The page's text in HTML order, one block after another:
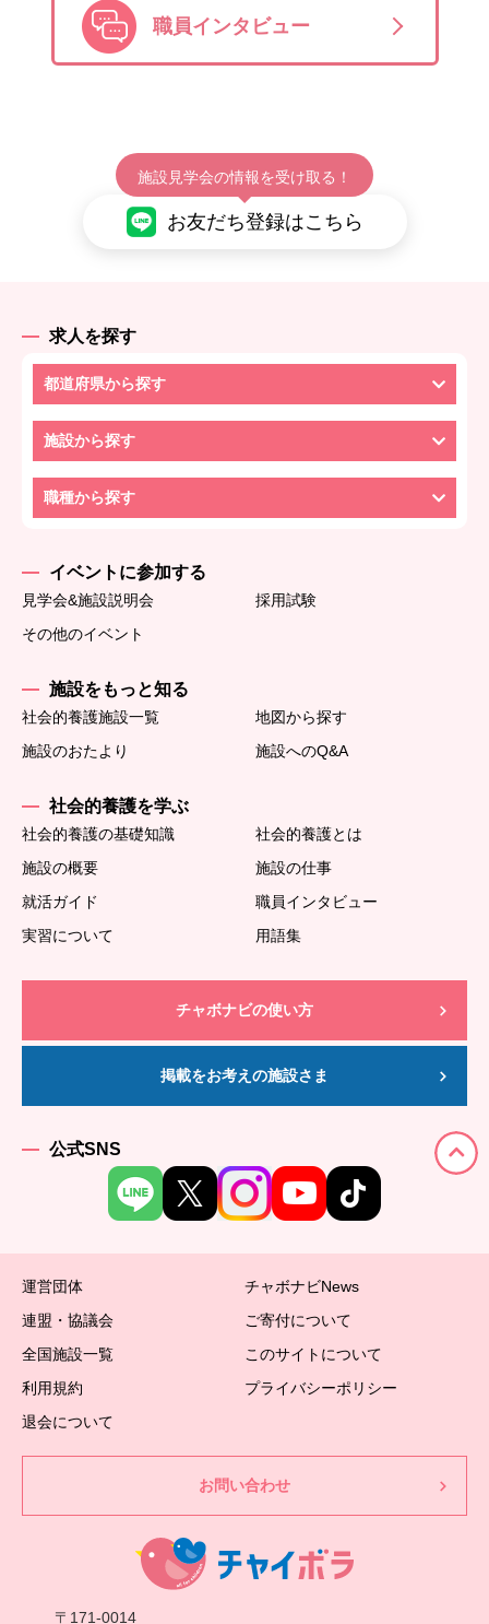
職員インタビュー
施設見学会の情報を受け取る！
お友だち登録はこちら
求人を探す
都道府県から探す
施設から探す
職種から探す
イベントに参加する
見学会&施設説明会
採用試験
その他のイベント
施設をもっと知る
社会的養護施設一覧
地図から探す
施設のおたより
施設へのQ&A
社会的養護を学ぶ
社会的養護の基礎知識
社会的養護とは
施設の概要
施設の仕事
就活ガイド
職員インタビュー
実習について
用語集
チャボナビの使い方
掲載をお考えの施設さま
公式SNS
運営団体
チャボナビNews
連盟・協議会
ご寄付について
全国施設一覧
このサイトについて
利用規約
プライバシーポリシー
退会について
お問い合わせ
〒171-0014